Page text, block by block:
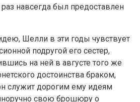
навсегда был предоставлен
Шелли в эти годы чувствует
подругой его сестер,
на ней в августе того же
достоинства браком,
служит дорогим ему идеям
свою брошюру о